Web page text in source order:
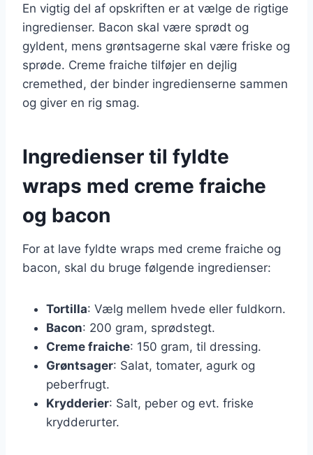
En vigtig del af opskriften er at vælge de rigtige
ingredienser. Bacon skal være sprødt og
gyldent, mens grøntsagerne skal være friske og
sprøde. Creme fraiche tilføjer en dejlig
cremethed, der binder ingredienserne sammen
og giver en rig smag.
Ingredienser til fyldte
wraps med creme fraiche
og bacon
For at lave fyldte wraps med creme fraiche og
bacon, skal du bruge følgende ingredienser:
Tortilla: Vælg mellem hvede eller fuldkorn.
Bacon: 200 gram, sprødstegt.
Creme fraiche: 150 gram, til dressing.
Grøntsager: Salat, tomater, agurk og
peberfrugt.
Krydderier: Salt, peber og evt. friske
krydderurter.